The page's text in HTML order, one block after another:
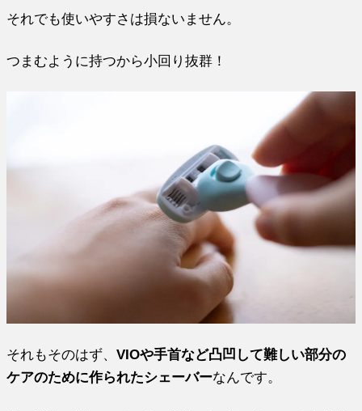
それでも使いやすさは損ないません。
つまむように持つから小回り抜群！
それもそのはず、VIOや手首など凸凹して難しい部分の
ケアのために作られたシェーバーなんです。